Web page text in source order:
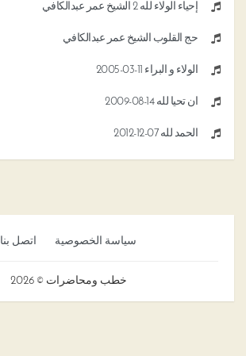
إحياء الولاء لله 2 الشيخ عمر عبدالكافي
حج القلوب الشيخ عمر عبدالكافي
الولاء و البراء 11-03-2005
أن تحيا لله 14-08-2009
الحمد لله 07-12-2012
سياسة الخصوصية اتصل بنا
خطب ومحاضرات © 2026